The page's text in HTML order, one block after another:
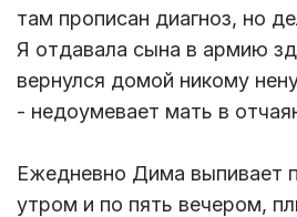
там прописан диагноз, но
Я отдавала сына в армию
вернулся домой никому
- недоумевает мать в
Ежедневно Дима выпивает
утром и по пять вечером,